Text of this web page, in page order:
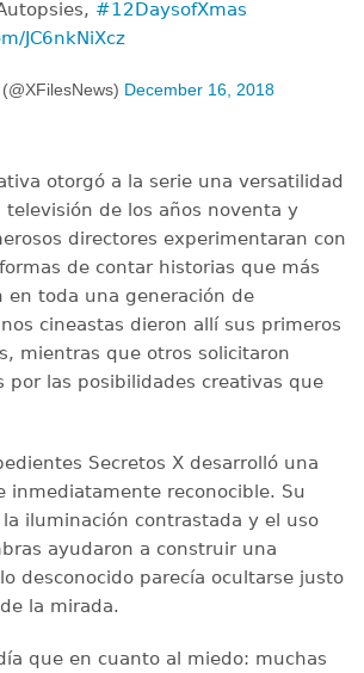
#12DaysofXmas
JC6nkNiXcz
December 16, 2018
otorgó a la serie una versatilidad
televisión de los años noventa y
directores experimentaran con
de contar historias que más
en toda una generación de
cineastas dieron allí sus primeros
mientras que otros solicitaron
por las posibilidades creativas que
Secretos X desarrolló una
inmediatamente reconocible. Su
iluminación contrastada y el uso
ayudaron a construir una
desconocido parecía ocultarse justo
la mirada.
que en cuanto al miedo: muchas